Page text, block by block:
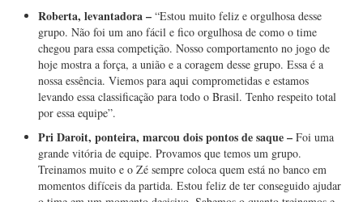
Roberta, levantadora – “Estou muito feliz e orgulhosa desse
grupo. Não foi um ano fácil e fico orgulhosa de como o time
chegou para essa competição. Nosso comportamento no jogo de
hoje mostra a força, a união e a coragem desse grupo. Essa é a
nossa essência. Viemos para aqui comprometidas e estamos
levando essa classificação para todo o Brasil. Tenho respeito total
por essa equipe”.
Pri Daroit, ponteira, marcou dois pontos de saque – Foi uma
grande vitória de equipe. Provamos que temos um grupo.
Treinamos muito e o Zé sempre coloca quem está no banco em
momentos difíceis da partida. Estou feliz de ter conseguido ajudar